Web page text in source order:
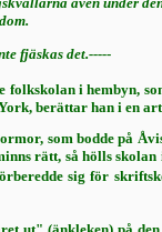
fjäskas det.-----
i hembyn,
berättar han i en
som bodde på
rätt, så hölls
sig för